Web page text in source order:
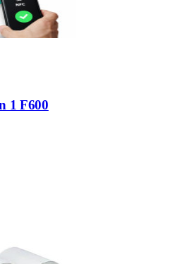
1 F600